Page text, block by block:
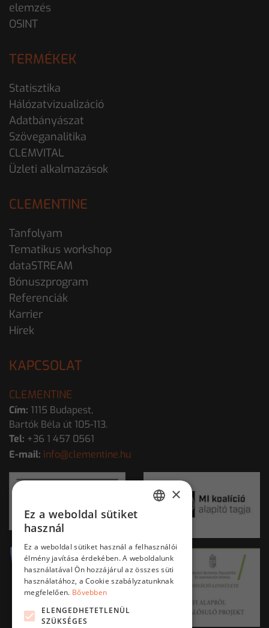
elemzés
OSINT
TERMÉKEK
Statisztika
Hálózatvizualizáció
Adatbányászat
Szöveganalitika
CLEMVITAL
Üzleti alkalmazások
CLEMENTINE
Tanfolyam
Tematikus workshop
dataSTREAM
Bónuszprogram
Referenciák
Karrier
Hírek
KAPCSOLAT
CLEMENTINE
Cím: 1115 Budapest,
Bartók Béla út 105-113.
Tel: +36 1 457 0561
E-mail: info@clementine.hu
×
Ez a weboldal sütiket
használ
Ez a weboldal sütiket használ a felhasználói
élmény javítása érdekében. A weboldalunk
használatával Ön hozzájárul az összes süti
használatához, a Cookie szabályzatunknak
megfelelően. Bővebben
ELENGEDHETETLENÜL
SZÜKSÉGES